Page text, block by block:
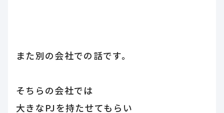
また別の会社での話です。
そちらの会社では
大きなPJを持たせてもらい